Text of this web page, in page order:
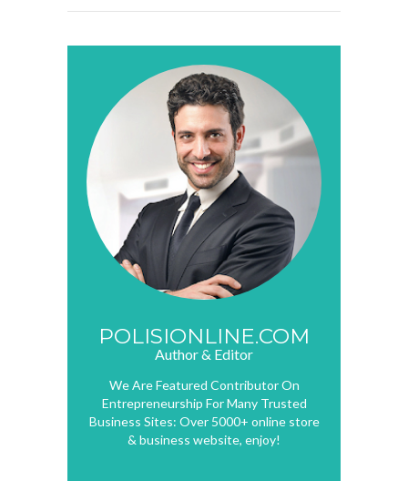
POLISIONLINE.COM
Author & Editor
We Are Featured Contributor On
Entrepreneurship For Many Trusted
Business Sites: Over 5000+ online store
& business website, enjoy!